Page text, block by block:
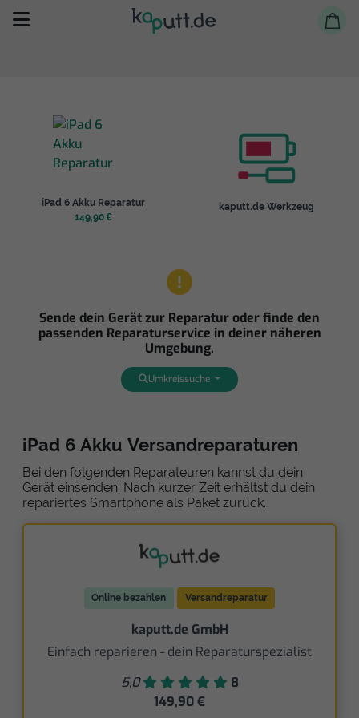
Selbst reparieren
Reparieren lassen
iPad 6 Akku Reparatur
149,90 €
kaputt.de Werkzeug
Sende dein Gerät zur Reparatur oder finde den
passenden Reparaturservice in deiner näheren
Umgebung.
Umkreissuche
iPad 6 Akku Versandreparaturen
Bei den folgenden Reparateuren kannst du dein
Gerät einsenden. Nach kurzer Zeit erhältst du dein
repariertes Smartphone als Paket zurück.
Online bezahlen Versandreparatur
kaputt.de GmbH
Einfach reparieren - dein Reparaturspezialist
5,0
8
149,90 €